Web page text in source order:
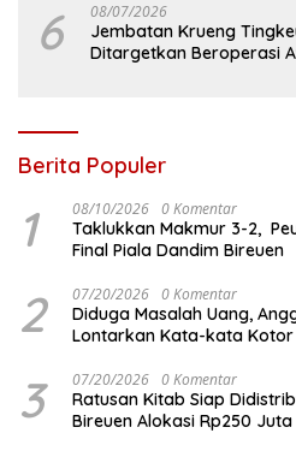
6 08/07/2026
Jembatan Krueng
Ditargetkan Beroperasi
Berita Populer
1 08/10/2026 0 Komentar
Taklukkan Makmur 3-2,
Final Piala Dandim Bireuen
2 07/20/2026 0 Komentar
Diduga Masalah Uang,
Lontarkan Kata-kata
3 07/20/2026 0 Komentar
Ratusan Kitab Siap
Bireuen Alokasi Rp250